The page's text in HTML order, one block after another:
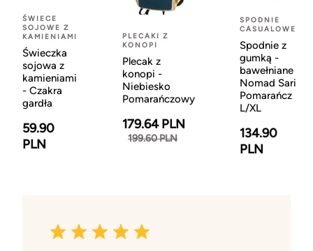
ŚWIECE
SOJOWE Z
KAMIENIAMI
Świeczka
sojowa z
kamieniami
- Czakra
gardła
59.90
PLN
PLECAKI Z
KONOPI
Plecak z
konopi -
Niebiesko
Pomarańczowy
179.64 PLN
199.60 PLN
SPODNIE
CASUALOWE
Spodnie z
gumką -
bawełniane
Nomad Sari
Pomarańcz
L/XL
134.90
PLN